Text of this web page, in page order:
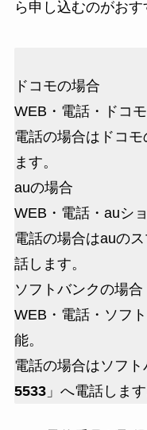
ら申し込むのがおす
ドコモの場合
WEB・電話・ドコ
電話の場合はドコモ
ます。
auの場合
WEB・電話・auシ
電話の場合はauのス
話します。
ソフトバンクの場合
WEB・電話・ソフ
能。
電話の場合はソフト
5533」へ電話します